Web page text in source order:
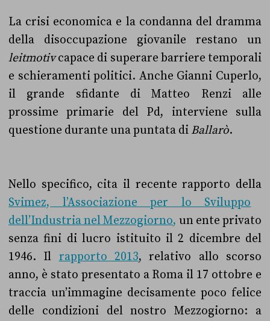
La crisi economica e la condanna del dramma
della disoccupazione giovanile restano un
leitmotivcapace di superare barriere temporali
e schieramenti politici. Anche Gianni Cuperlo,
il grande sfidante di Matteo Renzi alle
prossime primarie del Pd, interviene sulla
questione durante una puntata di Ballarò.
Nello specifico, cita il recente rapporto della
Svimez, l’Associazione per lo Sviluppo
dell’Industria nel Mezzogiorno, un ente privato
senza fini di lucro istituito il 2 dicembre del
1946. Il rapporto 2013, relativo allo scorso
anno, è stato presentato a Roma il 17 ottobre e
traccia un’immagine decisamente poco felice
delle condizioni del nostro Mezzogiorno: a